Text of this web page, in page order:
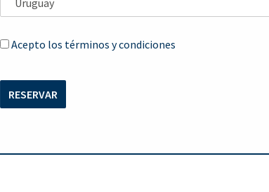
Acepto los términos y condiciones